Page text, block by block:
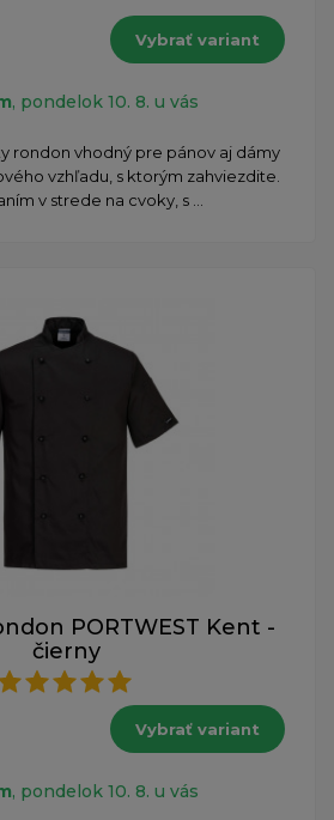
Vybrať variant
, pondelok 10. 8. u vás
rondon vhodný pre pánov aj dámy
vzhľadu, s ktorým zahviezdite.
v strede na cvoky, s ...
PORTWEST Kent -
čierny
Vybrať variant
, pondelok 10. 8. u vás